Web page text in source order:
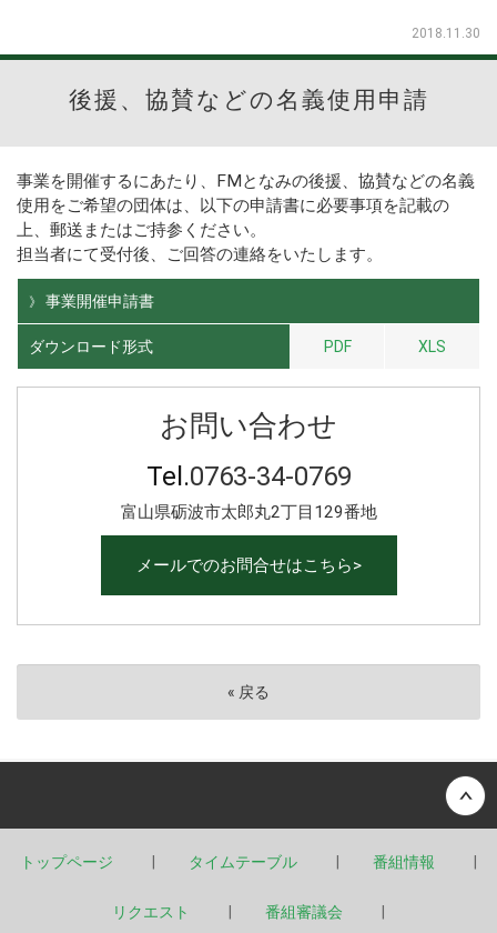
2018.11.30
後援、協賛などの名義使用申請
事業を開催するにあたり、FMとなみの後援、協賛などの名義
使用をご希望の団体は、以下の申請書に必要事項を記載の
上、郵送またはご持参ください。
担当者にて受付後、ご回答の連絡をいたします。
》 事業開催申請書
ダウンロード形式 PDF XLS
お問い合わせ
Tel.0763-34-0769
富山県砺波市太郎丸2丁目129番地
メールでのお問合せはこちら>
« 戻る
トップページ タイムテーブル 番組情報
リクエスト 番組審議会